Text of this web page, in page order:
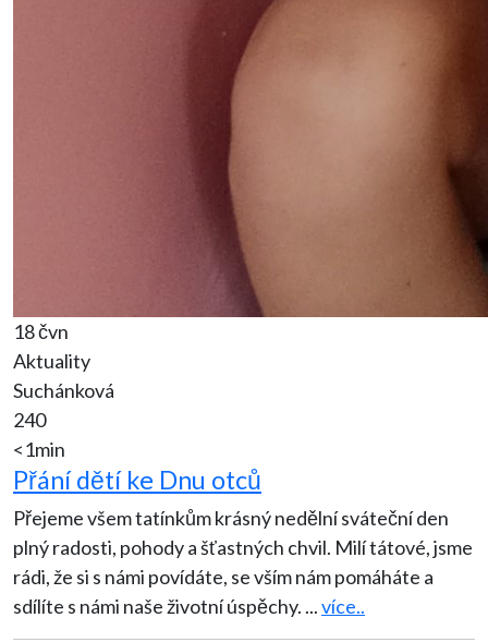
18 čvn
Aktuality
Suchánková
240
<1min
Přání dětí ke Dnu otců
Přejeme všem tatínkům krásný nedělní sváteční den
plný radosti, pohody a šťastných chvil. Milí tátové, jsme
rádi, že si s námi povídáte, se vším nám pomáháte a
sdílíte s námi naše životní úspěchy. ...více..